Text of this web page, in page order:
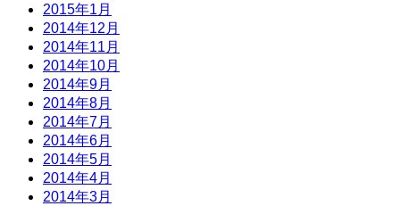
2015年1月
2014年12月
2014年11月
2014年10月
2014年9月
2014年8月
2014年7月
2014年6月
2014年5月
2014年4月
2014年3月